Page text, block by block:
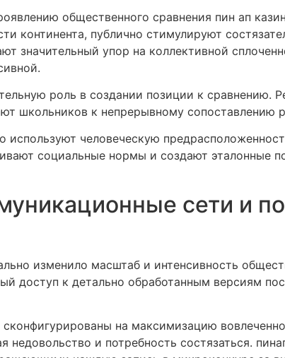
общественного сравнения пин ап
континента, публично стимулируют
значительный упор на коллективной
роль в создании позиции к сравнению.
школьников к непрерывному сопоставлению
используют человеческую
социальные нормы и создают эталонные
сети и
изменило масштаб и интенсивность
доступ к детально обработанным версиям
на максимизацию
и потребность состязаться.